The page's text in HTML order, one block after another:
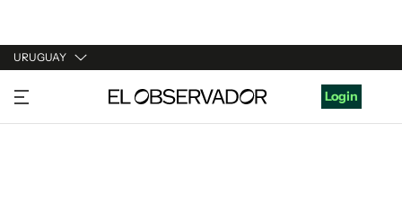
URUGUAY
URUGUAY
ARGENTINA
Login